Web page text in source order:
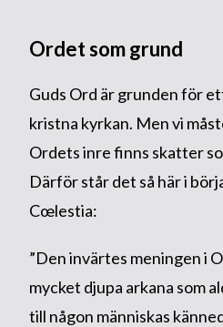
Ordet som grund
Guds Ord är grunden för
kristna kyrkan. Men vi
Ordets inre finns skatter
Därför står det så här i
Cœlestia:
”Den invärtes meningen i
mycket djupa arkana som
till någon människas